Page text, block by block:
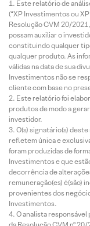
Este relatório de
(“XP Investimentos ou
Resolução CVM 20/
possam auxiliar o
constituindo qualquer
qualquer produto. As
válidas na data de sua
Investimentos não se
cliente com base no
Este relatório foi
produtos de modo a
investidor.
O(s) signatário(s)
refletem única e
foram produzidas de
Investimentos e que
decorrência de
remuneração(es) é(são)
provenientes dos
Investimentos.
O analista